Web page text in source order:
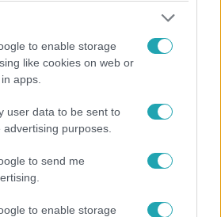
to enable storage
like cookies on web or
apps.
user data to be sent to
purposes.
to send me
to enable storage
Presser Gábor mesél
című műsorában, ma este
Somló Tamásról, az LGT